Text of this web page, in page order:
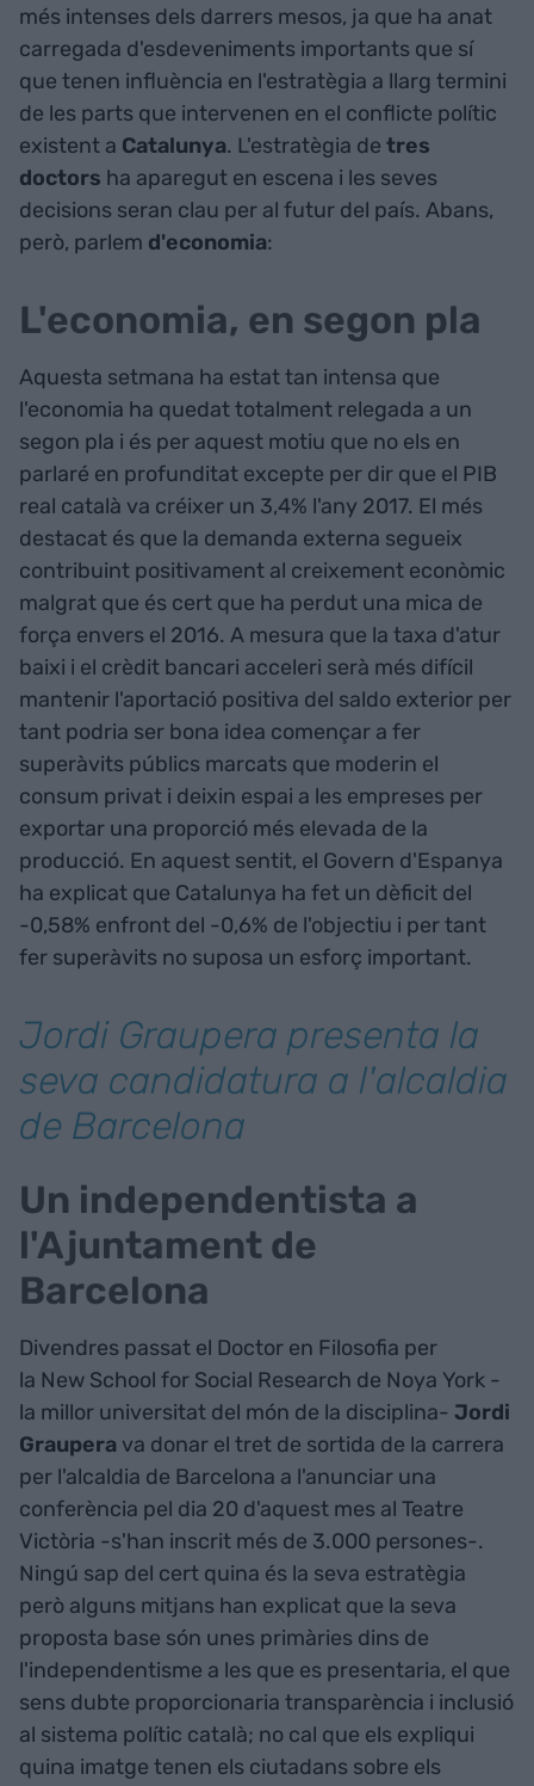
més intenses dels darrers mesos, ja que ha anat
carregada d'esdeveniments importants que sí
que tenen influència en l'estratègia a llarg termini
de les parts que intervenen en el conflicte polític
existent a Catalunya. L'estratègia de tres
doctors ha aparegut en escena i les seves
decisions seran clau per al futur del país. Abans,
però, parlem d'economia:
L'economia, en segon pla
Aquesta setmana ha estat tan intensa que
l'economia ha quedat totalment relegada a un
segon pla i és per aquest motiu que no els en
parlaré en profunditat excepte per dir que el PIB
real català va créixer un 3,4% l'any 2017. El més
destacat és que la demanda externa segueix
contribuint positivament al creixement econòmic
malgrat que és cert que ha perdut una mica de
força envers el 2016. A mesura que la taxa d'atur
baixi i el crèdit bancari acceleri serà més difícil
mantenir l'aportació positiva del saldo exterior per
tant podria ser bona idea començar a fer
superàvits públics marcats que moderin el
consum privat i deixin espai a les empreses per
exportar una proporció més elevada de la
producció. En aquest sentit, el Govern d'Espanya
ha explicat que Catalunya ha fet un dèficit del
-0,58% enfront del -0,6% de l'objectiu i per tant
fer superàvits no suposa un esforç important.
Jordi Graupera presenta la
seva candidatura a l'alcaldia
de Barcelona
Un independentista a
l'Ajuntament de
Barcelona
Divendres passat el Doctor en Filosofia per
la New School for Social Research de Noya York -
la millor universitat del món de la disciplina- Jordi
Graupera va donar el tret de sortida de la carrera
per l'alcaldia de Barcelona a l'anunciar una
conferència pel dia 20 d'aquest mes al Teatre
Victòria -s'han inscrit més de 3.000 persones-.
Ningú sap del cert quina és la seva estratègia
però alguns mitjans han explicat que la seva
proposta base són unes primàries dins de
l'independentisme a les que es presentaria, el que
sens dubte proporcionaria transparència i inclusió
al sistema polític català; no cal que els expliqui
quina imatge tenen els ciutadans sobre els